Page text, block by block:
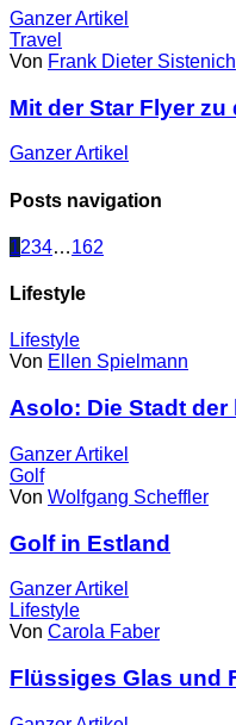
GanzerArtikel
Travel
Von Frank Dieter Sistenich
Mit der Star Flyer zu
GanzerArtikel
Posts navigation
1234…162
Lifestyle
Lifestyle
Von Ellen Spielmann
Asolo: Die Stadt
GanzerArtikel
Golf
Von Wolfgang Scheffler
Golf in Estland
GanzerArtikel
Lifestyle
Von Carola Faber
Flüssiges Glas und